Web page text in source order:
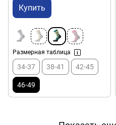
Купить
Размерная таблица
34-37 38-41 42-45
46-49